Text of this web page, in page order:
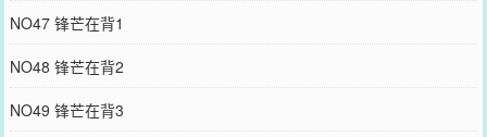
NO47 锋芒在背1
NO48 锋芒在背2
NO49 锋芒在背3